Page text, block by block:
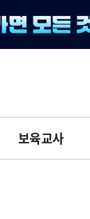
보육교사